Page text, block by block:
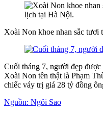
Xoài Non khoe nhan sắc tươi
Cuối tháng 7, người đẹp
Xoài Non tên thật là Phạm
chiếc váy trị giá 28 tỷ đồng
Nguồn: Ngôi Sao